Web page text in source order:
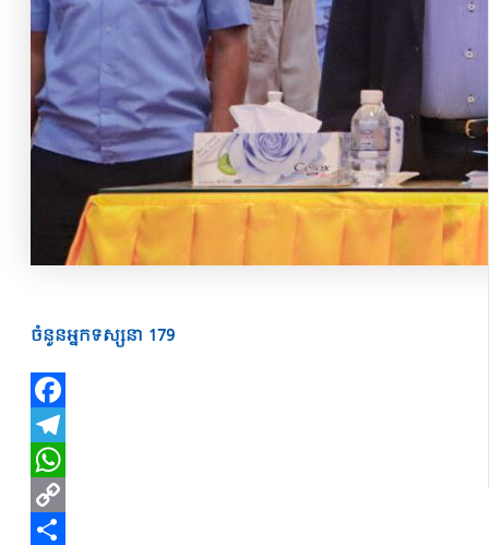
ចំនួនអ្នកទស្សនា 179
Facebook
Telegram
WhatsApp
Copy